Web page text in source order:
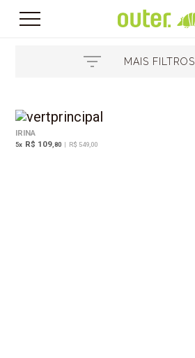
MAIS FILTROS
IRINA
5x R$ 109 ,80 | R$ 549,00